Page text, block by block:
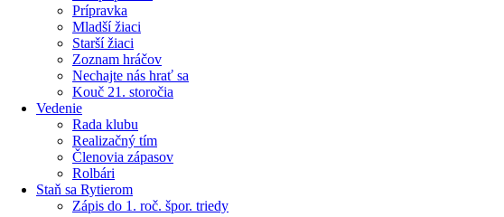
Prípravka
Mladší žiaci
Starší žiaci
Zoznam hráčov
Nechajte nás hrať sa
Kouč 21. storočia
Vedenie
Rada klubu
Realizačný tím
Členovia zápasov
Rolbári
Staň sa Rytierom
Zápis do 1. roč. špor. triedy